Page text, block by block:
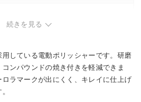
続きを見る
している電動ポリッシャーです。研磨
ンパウンドの焼き付きを軽減できま
ラマークが出にくく、キレイに仕上げ